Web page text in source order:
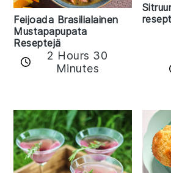
Feijoada Brasilialainen
Mustapapupata
Reseptejä
2 Hours 30
Minutes